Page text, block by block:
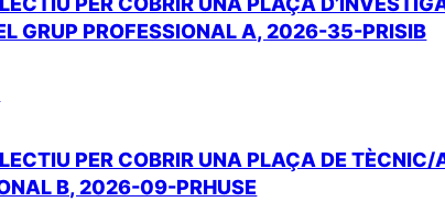
GRUP PROFESSIONAL A, 2026-35-PRISIB
PER COBRIR UNA PLAÇA DE TÈCNIC/
B, 2026-09-PRHUSE